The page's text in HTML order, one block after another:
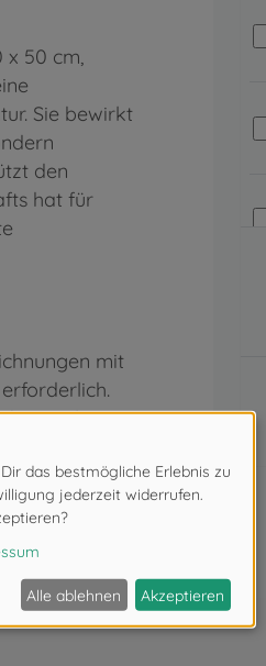
x 50 cm,
Sie bewirkt
den
hat für
mit
Malen.
durch